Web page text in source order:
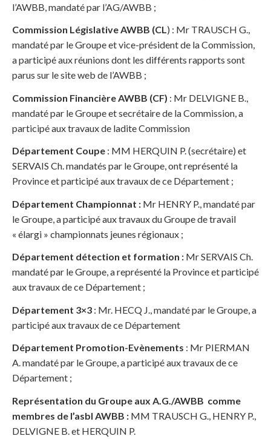
l’AWBB, mandaté par l’AG/AWBB ;
Commission Législative AWBB (CL) : Mr TRAUSCH G.,
mandaté par le Groupe et vice-président de la Commission,
a participé aux réunions dont les différents rapports sont
parus sur le site web de l’AWBB ;
Commission Financière AWBB (CF) : Mr DELVIGNE B.,
mandaté par le Groupe et secrétaire de la Commission, a
participé aux travaux de ladite Commission
Département Coupe : MM HERQUIN P. (secrétaire) et
SERVAIS Ch. mandatés par le Groupe, ont représenté la
Province et participé aux travaux de ce Département ;
Département Championnat : Mr HENRY P., mandaté par
le Groupe, a participé aux travaux du Groupe de travail
« élargi » championnats jeunes régionaux ;
Département détection et formation : Mr SERVAIS Ch.
mandaté par le Groupe, a représenté la Province et participé
aux travaux de ce Département ;
Département 3×3 : Mr. HECQ J., mandaté par le Groupe, a
participé aux travaux de ce Département
Département Promotion-Evènements : Mr PIERMAN
A. mandaté par le Groupe, a participé aux travaux de ce
Département ;
Représentation du Groupe aux A.G./AWBB comme
membres de l’asbl AWBB : MM TRAUSCH G., HENRY P.,
DELVIGNE B. et HERQUIN P.